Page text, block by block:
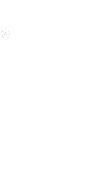
(4)